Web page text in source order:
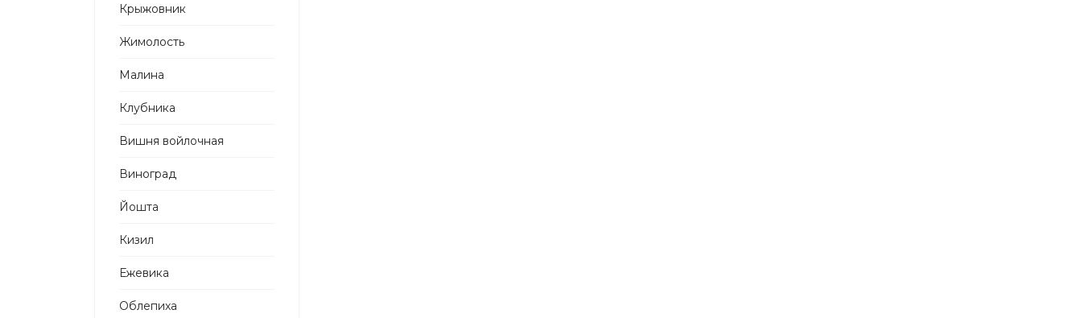
Крыжовник
Жимолость
Малина
Клубника
Вишня войлочная
Виноград
Йошта
Кизил
Ежевика
Облепиха